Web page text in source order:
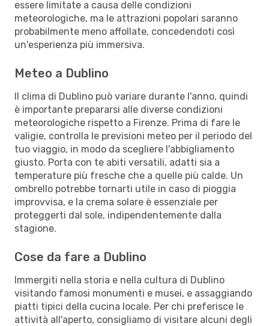
essere limitate a causa delle condizioni
meteorologiche, ma le attrazioni popolari saranno
probabilmente meno affollate, concedendoti così
un'esperienza più immersiva.
Meteo a Dublino
Il clima di Dublino può variare durante l'anno, quindi
è importante prepararsi alle diverse condizioni
meteorologiche rispetto a Firenze. Prima di fare le
valigie, controlla le previsioni meteo per il periodo del
tuo viaggio, in modo da scegliere l'abbigliamento
giusto. Porta con te abiti versatili, adatti sia a
temperature più fresche che a quelle più calde. Un
ombrello potrebbe tornarti utile in caso di pioggia
improvvisa, e la crema solare è essenziale per
proteggerti dal sole, indipendentemente dalla
stagione.
Cose da fare a Dublino
Immergiti nella storia e nella cultura di Dublino
visitando famosi monumenti e musei, e assaggiando
piatti tipici della cucina locale. Per chi preferisce le
attività all'aperto, consigliamo di visitare alcuni degli